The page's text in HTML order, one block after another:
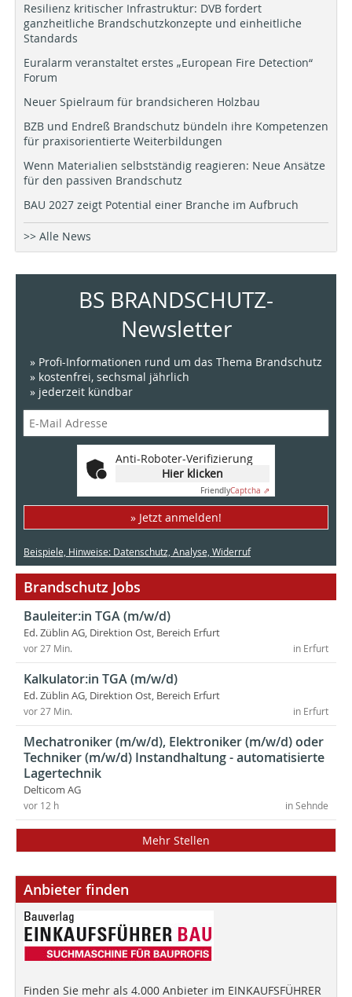
Resilienz kritischer Infrastruktur: DVB fordert
ganzheitliche Brandschutzkonzepte und einheitliche
Standards
Euralarm veranstaltet erstes „European Fire Detection“
Forum
Neuer Spielraum für brandsicheren Holzbau
BZB und Endreß Brandschutz bündeln ihre Kompetenzen
für praxisorientierte Weiterbildungen
Wenn Materialien selbstständig reagieren: Neue Ansätze
für den passiven Brandschutz
BAU 2027 zeigt Potential einer Branche im Aufbruch
>> Alle News
BS BRANDSCHUTZ-
Newsletter
» Profi-Informationen rund um das Thema Brandschutz
» kostenfrei, sechsmal jährlich
» jederzeit kündbar
Anti-Roboter-Verifizierung
Hier klicken
FriendlyCaptcha ⇗
» Jetzt anmelden!
Beispiele, Hinweise: Datenschutz, Analyse, Widerruf
Brandschutz Jobs
Bauleiter:in TGA (m/w/d)
Ed. Züblin AG, Direktion Ost, Bereich Erfurt
in Erfurt
vor 27 Min.
Kalkulator:in TGA (m/w/d)
Ed. Züblin AG, Direktion Ost, Bereich Erfurt
in Erfurt
vor 27 Min.
Mechatroniker (m/w/d), Elektroniker (m/w/d) oder
Techniker (m/w/d) Instandhaltung - automatisierte
Lagertechnik
Delticom AG
in Sehnde
vor 12 h
Mehr Stellen
Anbieter finden
Finden Sie mehr als 4.000 Anbieter im EINKAUFSFÜHRER